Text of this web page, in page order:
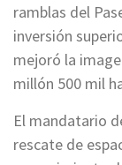
ramblas del
inversión
mejoró la
millón 500 mil
El mandatario
rescate de